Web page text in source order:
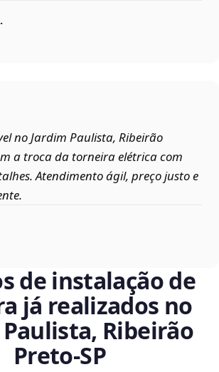
no Jardim Paulista, Ribeirão
a troca da torneira elétrica com
Atendimento ágil, preço justo e
de instalação de
já realizados no
Ribeirão
Preto‑SP